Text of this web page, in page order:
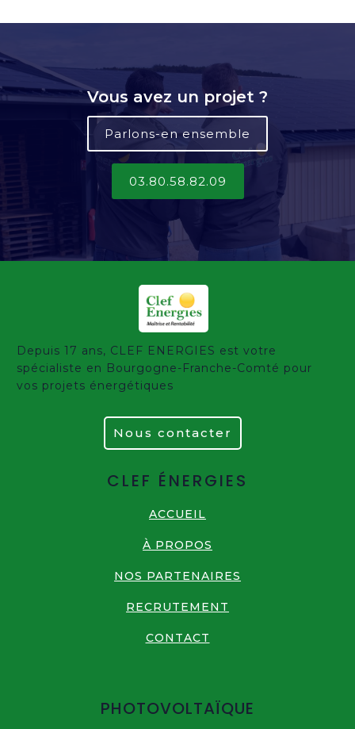
Vous avez un projet ?
Parlons-en ensemble
03.80.58.82.09
Depuis 17 ans, CLEF ENERGIES est votre
spécialiste en Bourgogne-Franche-Comté pour
vos projets énergétiques
Nous contacter
CLEF ÉNERGIES
ACCUEIL
À PROPOS
NOS PARTENAIRES
RECRUTEMENT
CONTACT
PHOTOVOLTAÏQUE